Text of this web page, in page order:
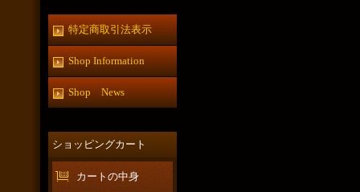
特定商取引法表示
Shop Information
Shop News
ショッピングカート
カートの中身